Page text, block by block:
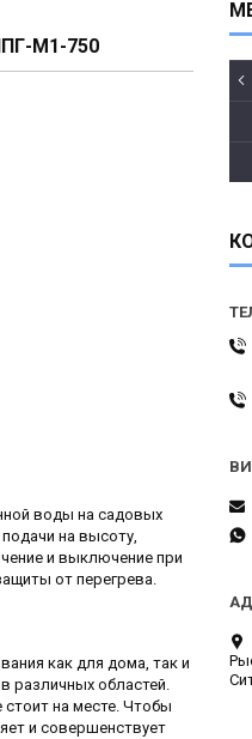
М1-750
воды на садовых
на высоту,
и выключение при
от перегрева.
как для дома, так и
различных областей.
на месте. Чтобы
и совершенствует